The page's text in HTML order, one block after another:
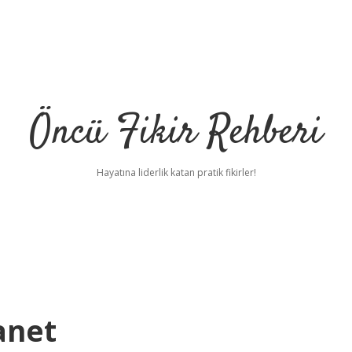
Öncü Fikir Rehberi
Hayatına liderlik katan pratik fikirler!